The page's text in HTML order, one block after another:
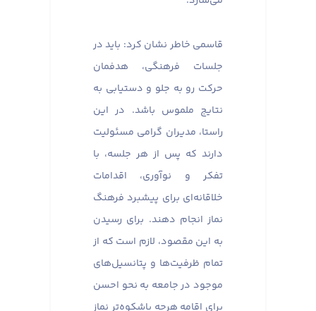
قاسمی خاطر نشان کرد: باید در
جلسات فرهنگی، هدفمان
حرکت رو به جلو و دستیابی به
نتایج ملموس باشد. در این
راستا، مدیران گرامی مسئولیت
دارند که پس از هر جلسه، با
تفکر و نوآوری، اقدامات
خلاقانه‌ای برای پیشبرد فرهنگ
نماز انجام دهند. برای رسیدن
به این مقصود، لازم است که از
تمام ظرفیت‌ها و پتانسیل‌های
موجود در جامعه به نحو احسن
برای اقامه هرچه باشکوه‌تر نماز